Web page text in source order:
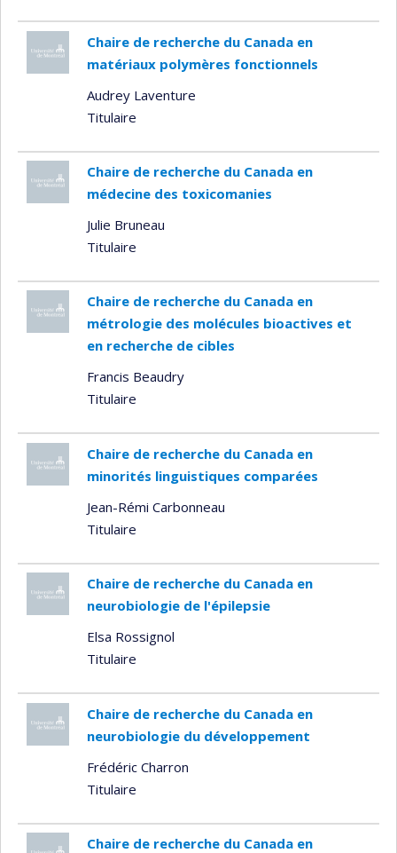
Chaire de recherche du Canada en
matériaux polymères fonctionnels
Audrey Laventure
Titulaire
Chaire de recherche du Canada en
médecine des toxicomanies
Julie Bruneau
Titulaire
Chaire de recherche du Canada en
métrologie des molécules bioactives et
en recherche de cibles
Francis Beaudry
Titulaire
Chaire de recherche du Canada en
minorités linguistiques comparées
Jean-Rémi Carbonneau
Titulaire
Chaire de recherche du Canada en
neurobiologie de l'épilepsie
Elsa Rossignol
Titulaire
Chaire de recherche du Canada en
neurobiologie du développement
Frédéric Charron
Titulaire
Chaire de recherche du Canada en